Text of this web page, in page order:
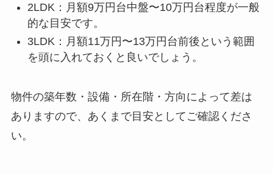
2LDK：月額9万円台中盤〜10万円台程度が一般
的な目安です。
3LDK：月額11万円〜13万円台前後という範囲
を頭に入れておくと良いでしょう。
物件の築年数・設備・所在階・方向によって差は
ありますので、あくまで目安としてご確認くださ
い。